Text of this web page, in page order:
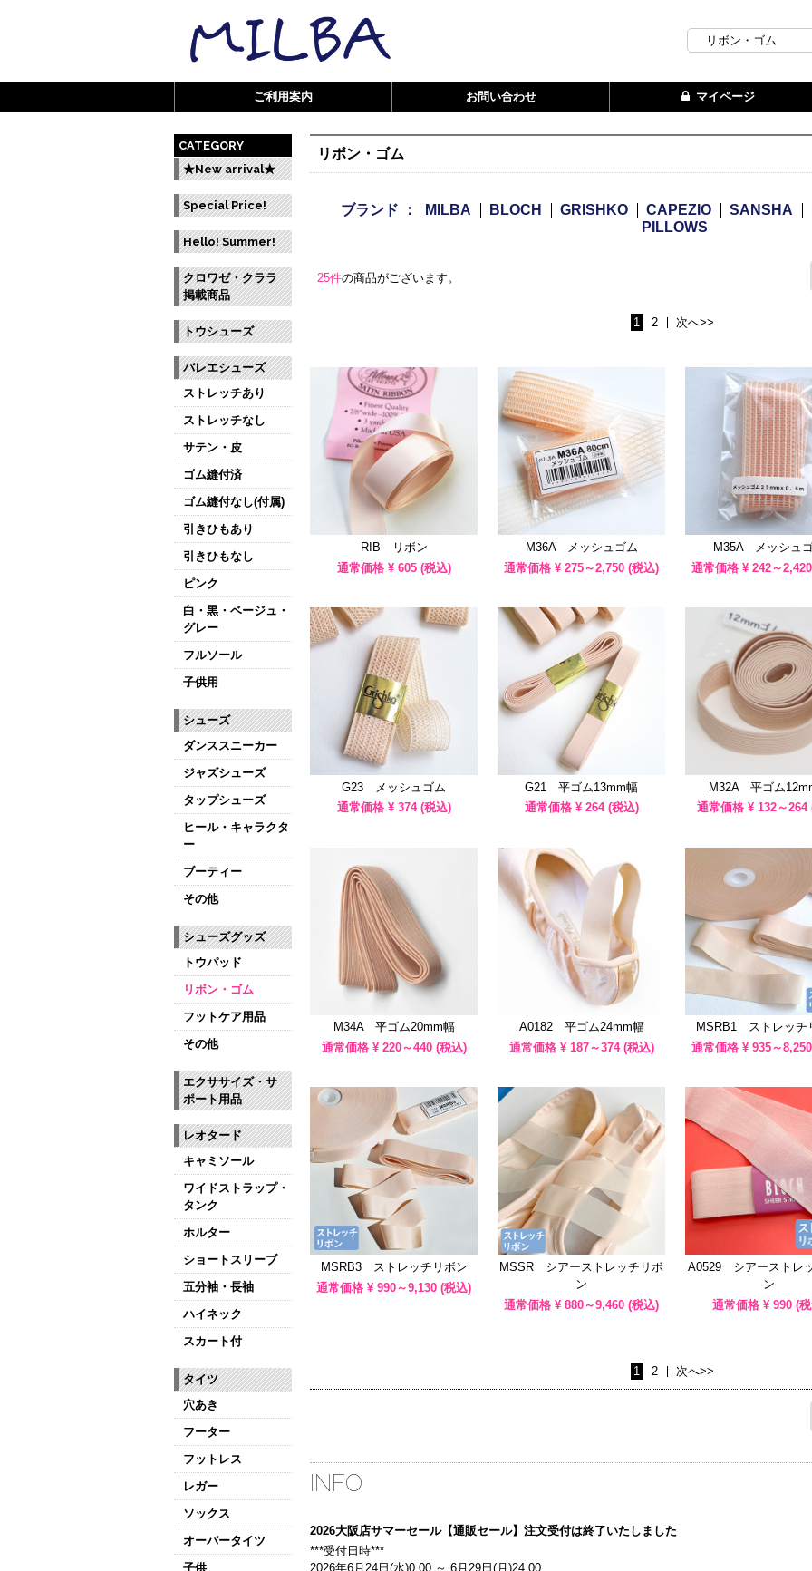
ご利用案内 お問い合わせ マイページ
リボン・ゴム
ブランド ： MILBA BLOCH GRISHKO CAPEZIO SANSHA
PILLOWS
25件の商品がございます。
1 2 次へ>>
RIB リボン
通常価格 ¥ 605(税込)
M36A メッシュゴム
通常価格 ¥ 275～2,750 (税込)
M35A メッシュ
通常価格 ¥ 242～2,420
G23 メッシュゴム
通常価格 ¥ 374(税込)
G21 平ゴム13mm幅
通常価格 ¥ 264(税込)
M32A 平ゴム
通常価格 ¥ 132～264
M34A 平ゴム20mm幅
通常価格 ¥ 220～440(税込)
A0182 平ゴム24mm幅
通常価格 ¥ 187～374(税込)
MSRB1 ストレッチ
通常価格 ¥ 935～8,250
MSRB3 ストレッチリボン
通常価格 ¥ 990～9,130 (税込)
MSSR シアーストレッチリボ
ン
通常価格 ¥ 880～9,460 (税込)
A0529 シアーストレ
ン
通常価格 ¥ 990(税
1 2 次へ>>
INFO
2026大阪店サマーセール【通販セール】注文受付は終了いたしました
***受付日時***
2026年6月24日(水)0:00 ～ 6月29日(月)24:00
CATEGORY
★New arrival★
Special Price!
Hello! Summer!
クロワゼ・クララ
掲載商品
トウシューズ
バレエシューズ
ストレッチあり
ストレッチなし
サテン・皮
ゴム縫付済
ゴム縫付なし(付属)
引きひもあり
引きひもなし
ピンク
白・黒・ベージュ・
グレー
フルソール
子供用
シューズ
ダンススニーカー
ジャズシューズ
タップシューズ
ヒール・キャラクタ
ー
ブーティー
その他
シューズグッズ
トウパッド
リボン・ゴム
フットケア用品
その他
エクササイズ・サ
ポート用品
レオタード
キャミソール
ワイドストラップ・
タンク
ホルター
ショートスリーブ
五分袖・長袖
ハイネック
スカート付
タイツ
穴あき
フーター
フットレス
レガー
ソックス
オーバータイツ
子供